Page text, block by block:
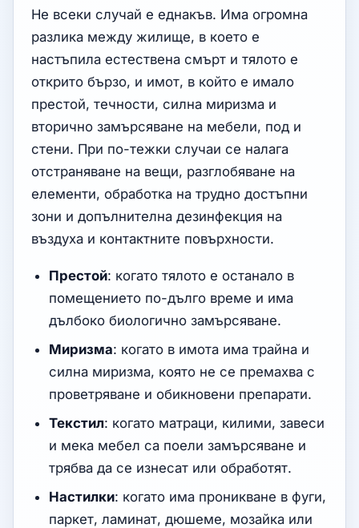
Не всеки случай е еднакъв. Има огромна
разлика между жилище, в което е
настъпила естествена смърт и тялото е
открито бързо, и имот, в който е имало
престой, течности, силна миризма и
вторично замърсяване на мебели, под и
стени. При по-тежки случаи се налага
отстраняване на вещи, разглобяване на
елементи, обработка на трудно достъпни
зони и допълнителна дезинфекция на
въздуха и контактните повърхности.
Престой: когато тялото е останало в
помещението по-дълго време и има
дълбоко биологично замърсяване.
Миризма: когато в имота има трайна и
силна миризма, която не се премахва с
проветряване и обикновени препарати.
Текстил: когато матраци, килими, завеси
и мека мебел са поели замърсяване и
трябва да се изнесат или обработят.
Настилки: когато има проникване в фуги,
паркет, ламинат, дюшеме, мозайка или